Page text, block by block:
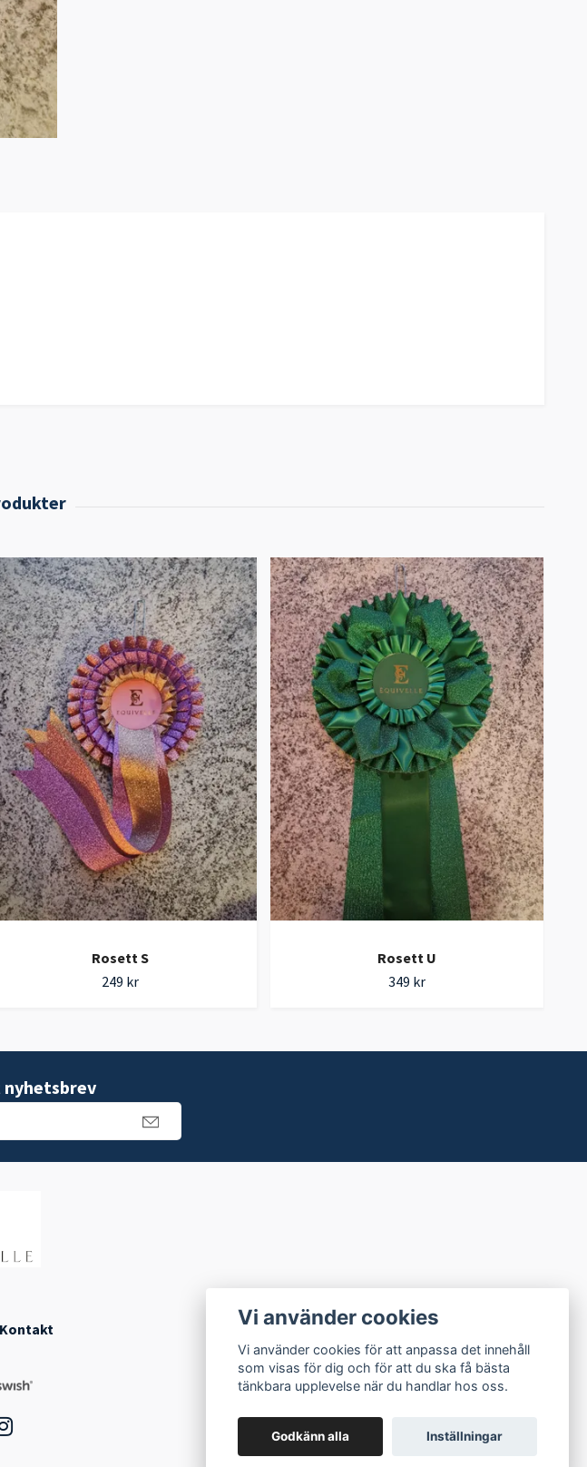
Rosett S
249 kr
Rosett U
349 kr
Kontakt
Vi använder cookies
Vi använder cookies för att anpassa det innehåll
som visas för dig och för att du ska få bästa
tänkbara upplevelse när du handlar hos oss.
Godkänn alla Inställningar